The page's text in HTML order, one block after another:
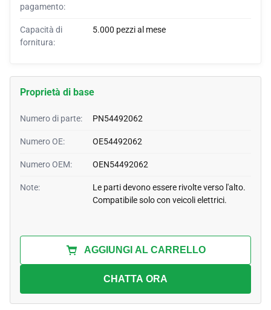
pagamento:
Capacità di
fornitura:
5.000 pezzi al mese
Proprietà di base
Numero di parte: PN54492062
Numero OE: OE54492062
Numero OEM: OEN54492062
Note:
Le parti devono essere rivolte verso l'alto.
Compatibile solo con veicoli elettrici.
AGGIUNGI AL CARRELLO
CHATTA ORA